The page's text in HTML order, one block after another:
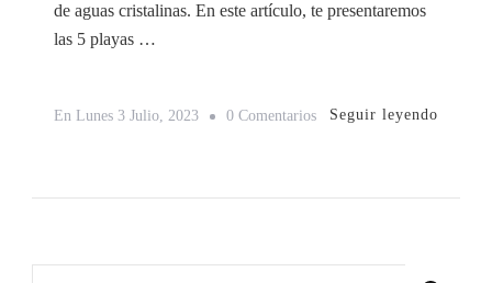
de aguas cristalinas. En este artículo, te presentaremos
las 5 playas …
En Lunes 3 Julio, 2023 0 ComentariosEnSeguir leyendo